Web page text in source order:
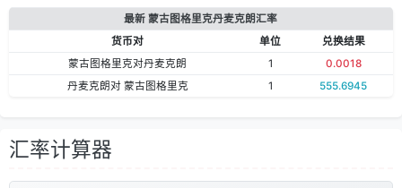
最新 蒙古图格里克丹麦克朗汇率
货币对
单位
兑换结果
蒙古图格里克对丹麦克朗
1
0.0018
丹麦克朗对 蒙古图格里克
1 555.6945
汇率计算器